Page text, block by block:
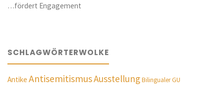
…fördert Engagement
SCHLAGWÖRTERWOLKE
Antike AntisemitismusAusstellungBilingualer GU